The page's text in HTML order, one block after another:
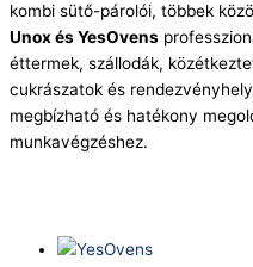
kombi sütő-párolói, többek
Unox és YesOvens
éttermek, szállodák,
cukrászatok és
megbízható és hatékony
munkavégzéshez.